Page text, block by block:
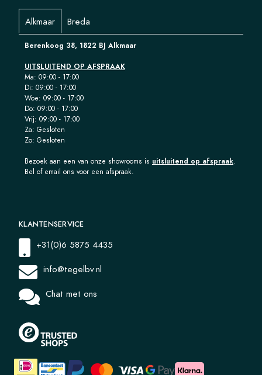
Alkmaar Breda
Berenkoog 38, 1822 BJ Alkmaar
UITSLUITEND OP AFSPRAAK
Ma: 09:00 - 17:00
Di: 09:00 - 17:00
Woe: 09:00 - 17:00
Do: 09:00 - 17:00
Vrij: 09:00 - 17:00
Za: Gesloten
Zo: Gesloten
Bezoek aan een van onze showrooms is uitsluitend op afspraak.
Bel of email ons voor een afspraak.
KLANTENSERVICE
+31(0)6 5875 4435
info@tegelbv.nl
Chat met ons